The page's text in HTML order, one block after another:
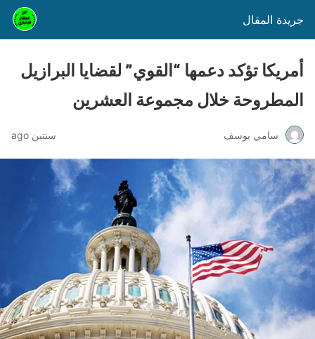
جريدة المقال
أمريكا تؤكد دعمها “القوي” لقضايا البرازيل
المطروحة خلال مجموعة العشرين
سامي يوسف سنتين ago